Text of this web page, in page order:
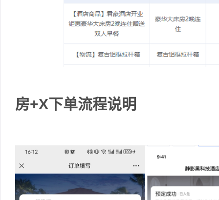
房+X下单流程说明